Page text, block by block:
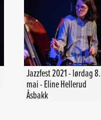
Jazzfest 2021 - lørdag 8.
mai - Eline Hellerud
Åsbakk